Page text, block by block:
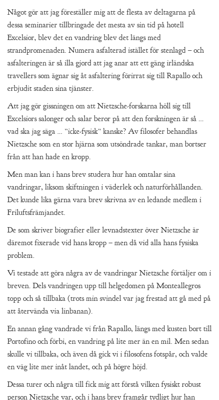
Något gör att jag föreställer mig att de flesta av deltagarna på
dessa seminarier tillbringade det mesta av sin tid på hotell
Excelsior, blev det en vandring blev det längs med
strandpromenaden. Numera asfalterad istället för stenlagd – och
asfalteringen är så illa gjord att jag anar att ett gäng irländska
travellers som ägnar sig åt asfaltering förirrat sig till Rapallo och
erbjudit staden sina tjänster.
Att jag gör gissningen om att Nietzsche-forskarna höll sig till
Excelsiors salonger och salar beror på att den forskningen är så …
vad ska jag säga … ”icke-fysisk” kanske? Av filosofer behandlas
Nietzsche som en stor hjärna som utsöndrade tankar, man bortser
från att han hade en kropp.
Men man kan i hans brev studera hur han omtalar sina
vandringar, liksom skiftningen i väderlek och naturförhållanden.
Det kunde lika gärna vara brev skrivna av en ledande medlem i
Friluftsfrämjandet.
De som skriver biografier eller levnadstexter över Nietzsche är
däremot fixerade vid hans kropp – men då vid alla hans fysiska
problem.
Vi testade att göra några av de vandringar Nietzsche förtäljer om i
breven. Dels vandringen upp till helgedomen på Monteallegros
topp och så tillbaka (trots min svindel var jag frestad att gå med på
att återvända via linbanan).
En annan gång vandrade vi från Rapallo, längs med kusten bort till
Portofino och förbi, en vandring på lite mer än en mil. Men sedan
skulle vi tillbaka, och även då gick vi i filosofens fotspår, och valde
en väg lite mer inåt landet, och på högre höjd.
Dessa turer och några till fick mig att förstå vilken fysiskt robust
person Nietzsche var, och i hans brev framgår tydligt hur han